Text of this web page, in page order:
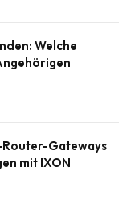
Welche
Gateways
mit IXON